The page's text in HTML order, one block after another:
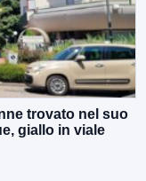
trovato nel suo
giallo in viale